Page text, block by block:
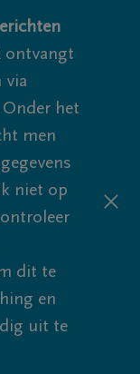
ontvangt
via
het
men
niet op
dit te
en
uit te